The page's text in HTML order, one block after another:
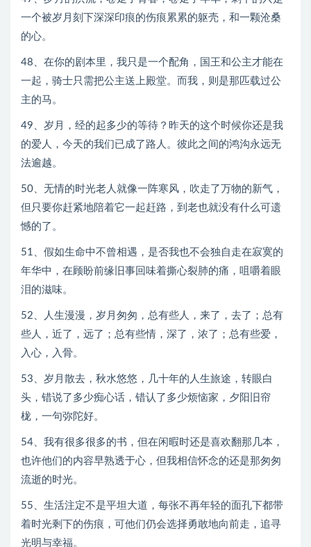
一个被岁月刻下深深印痕的伤痕累累的躯壳，和一颗沧桑
的心。
48、在你的剧本里，我只是一个配角，国王和公主才能在
一起，骑士只需把公主送上殿堂。而我，则是那匹载过公
主的马。
49、岁月，经的起多少的等待？昨天的这个时候你还是我
的爱人，今天的我们已成了路人。彼此之间的鸿沟永远无
法逾越。
50、无情的时光老人就像一阵寒风，吹走了万物的新气，
但只要你赶紧地陪着它一起赶路，到老也就没有什么可遗
憾的了。
51、假如生命中不曾相遇，是否我也不会独自走在寂寞的
年华中，在顾盼前缘旧事回味着撕心裂肺的痛，咀嚼着眼
泪的滋味。
52、人生漫漫，岁月匆匆，总有些人，来了，去了；总有
些人，近了，远了；总有些情，深了，浓了；总有些爱，
入心，入骨。
53、岁月散去，秋水悠悠，几十年的人生旅途，转眼白
头，错说了多少痴心话，错认了多少烦恼家，夕阳旧帘
栊，一句弥陀好。
54、我有很多很多的书，但在闲暇时还是喜欢翻那几本，
也许他们的内容早熟透于心，但我相信怀念的还是那匆匆
流逝的时光。
55、生活注定不是平坦大道，每张不再年轻的面孔下都带
着时光剩下的伤痕，可他们仍会选择勇敢地向前走，追寻
光明与幸福。